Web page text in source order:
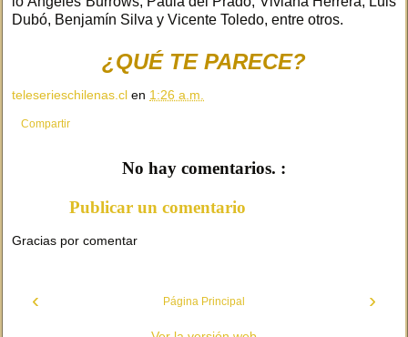
Dubó, Benjamín Silva y Vicente Toledo, entre otros.
¿QUÉ TE PARECE?
teleserieschilenas.cl en 1:26 a.m.
Compartir
No hay comentarios. :
Publicar un comentario
Gracias por comentar
‹ ›
Página Principal